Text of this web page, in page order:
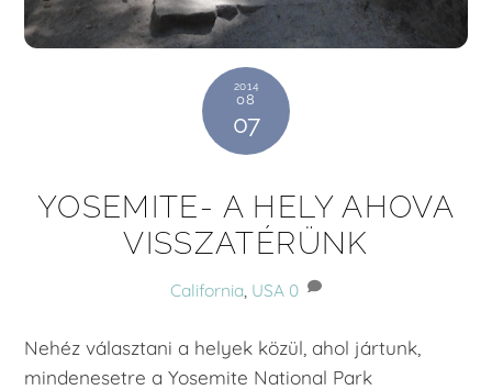
2014
08
07
YOSEMITE- A HELY AHOVA
VISSZATÉRÜNK
California, USA 0
Nehéz választani a helyek közül, ahol jártunk,
mindenesetre a Yosemite National Park